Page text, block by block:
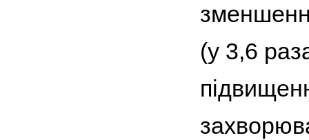
(у 3,6